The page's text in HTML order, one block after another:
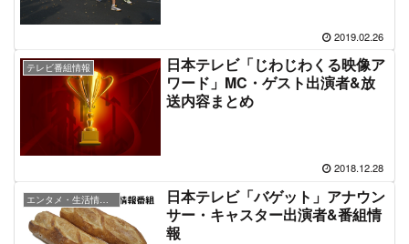
2019.02.26
テレビ番組情報
日本テレビ「じわじわくる映像ア
ワード」MC・ゲスト出演者&放
送内容まとめ
2018.12.28
エンタメ・生活情報バラエティ
日本テレビ「バゲット」アナウン
サー・キャスター出演者&番組情
報